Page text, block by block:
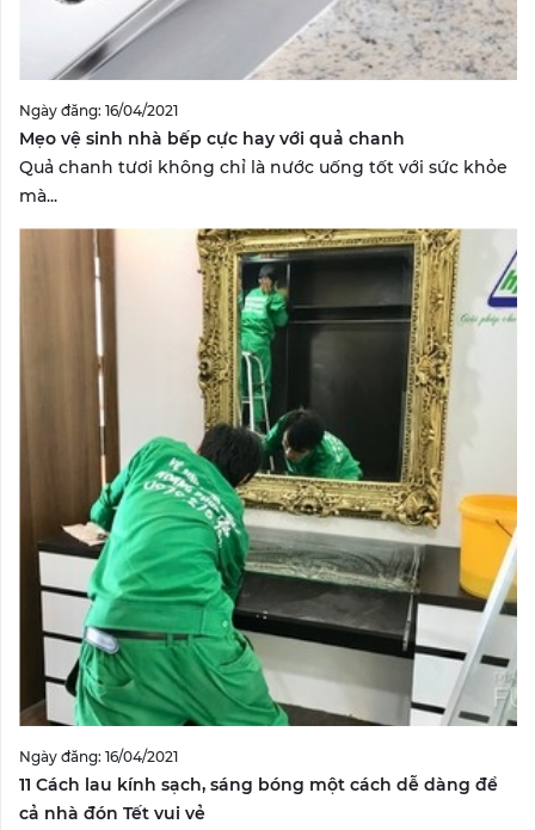
Ngày đăng: 16/04/2021
Mẹo vệ sinh nhà bếp cực hay với quả chanh
Quả chanh tươi không chỉ là nước uống tốt với sức khỏe
mà...
Ngày đăng: 16/04/2021
11 Cách lau kính sạch, sáng bóng một cách dễ dàng để
cả nhà đón Tết vui vẻ